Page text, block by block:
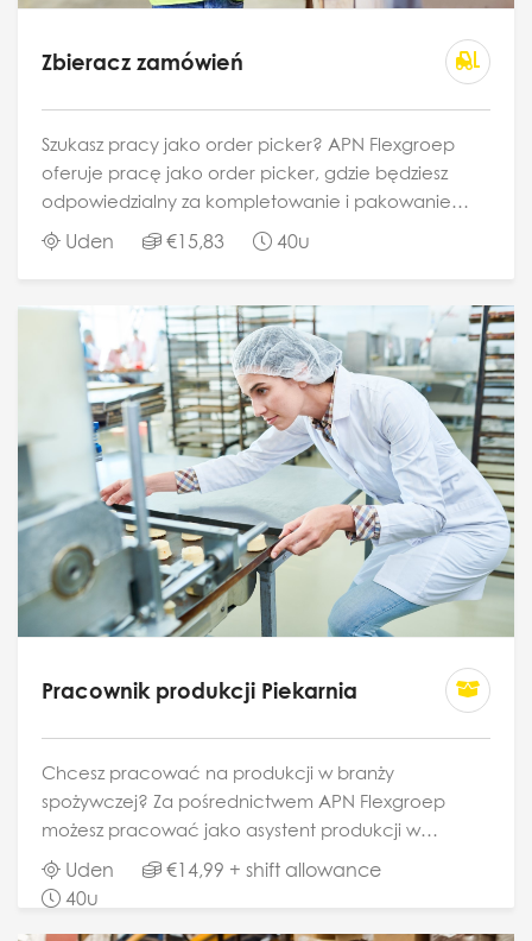
Zbieracz zamówień
Szukasz pracy jako order picker? APN Flexgroep
oferuje pracę jako order picker, gdzie będziesz
odpowiedzialny za kompletowanie i pakowanie
zamówień. Będziesz to robić sprawnie i dokładnie,
Uden €15,83 40u
Pracownik produkcji Piekarnia
Chcesz pracować na produkcji w branży
spożywczej? Za pośrednictwem APN Flexgroep
możesz pracować jako asystent produkcji w
przemysłowej piekarni pieczywa i ciastek. Będziesz
pomagać w przygotowywaniu ciastek i bułek,
pracować w chłodni,...
Uden
€14,99 + shift allowance
40u